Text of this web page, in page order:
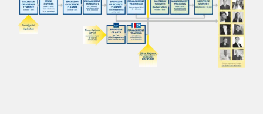
1 2 3 4 5
6
8
9
10
11
12
13
14
15
16
17
18